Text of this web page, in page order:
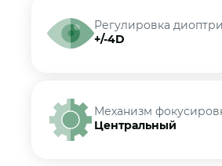
Регулировка
+/-4D
Механизм
Центральный